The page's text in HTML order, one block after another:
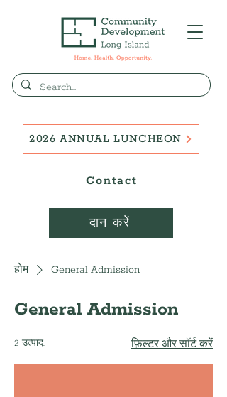
दान करें
Contact
2026 ANNUAL LUNCHEON
होम General Admission
General Admission
2 उत्पाद: फ़िल्टर और सॉर्ट करें